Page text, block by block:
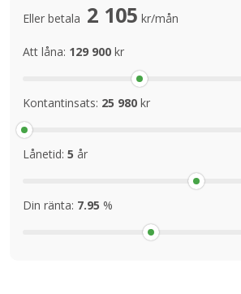
Eller betala 2 105 kr/mån
Att låna: 129 900 kr
Kontantinsats: 25 980 kr
Lånetid: 5 år
Din ränta: 7.95 %